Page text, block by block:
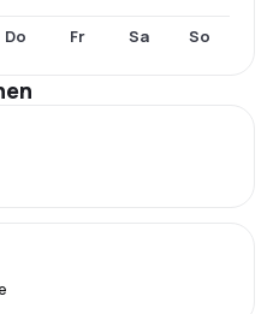
Do Fr Sa So